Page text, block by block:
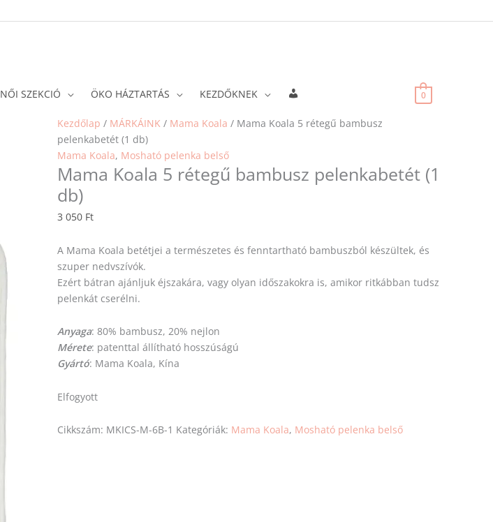
NŐI SZEKCIÓ ÖKO HÁZTARTÁS KEZDŐKNEK 0
Kezdőlap / MÁRKÁINK / Mama Koala / Mama Koala 5 rétegű bambusz
pelenkabetét (1 db)
Mama Koala, Mosható pelenka belső
Mama Koala 5 rétegű bambusz pelenkabetét (1
db)
3 050 Ft
A Mama Koala betétjei a természetes és fenntartható bambuszból készültek, és
szuper nedvszívók.
Ezért bátran ajánljuk éjszakára, vagy olyan időszakokra is, amikor ritkábban tudsz
pelenkát cserélni.
Anyaga: 80% bambusz, 20% nejlon
Mérete: patenttal állítható hosszúságú
Gyártó: Mama Koala, Kína
Elfogyott
Cikkszám: MKICS-M-6B-1 Kategóriák: Mama Koala, Mosható pelenka belső